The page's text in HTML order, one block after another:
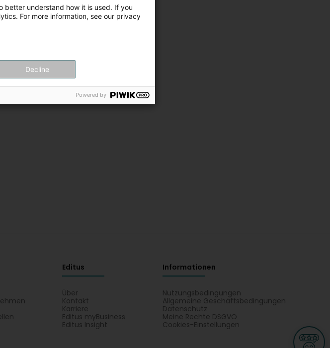
Editus
Über
Kontakt
Karriere
Editus myBusiness
Editus Insight
Informationen
Nutzungsbedingungen
Allgemeine Geschäftsbedingungen
Datenschutz
Meine Rechte DSGVO
Cookies-Einstellungen
better understand how it is used. If you
For more information, see our privacy
Decline
Powered by